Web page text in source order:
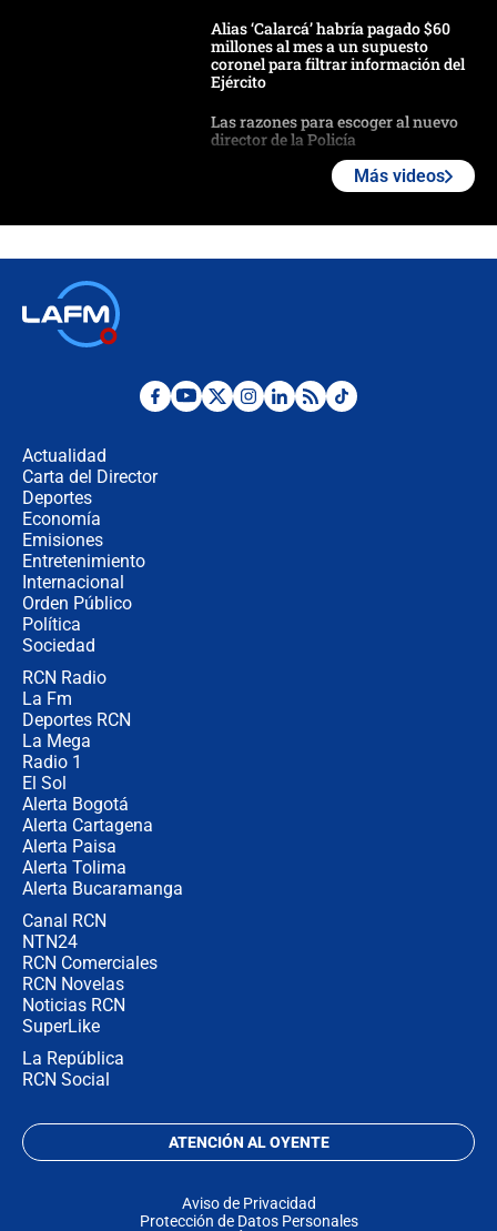
Alias ‘Calarcá’ habría pagado $60
millones al mes a un supuesto
coronel para filtrar información del
Ejército
Las razones para escoger al nuevo
director de la Policía
"No hubo fraude ni posibilidad de
Más videos
Actualidad
Carta del Director
Deportes
Economía
Emisiones
Entretenimiento
Internacional
Orden Público
Política
Sociedad
RCN Radio
La Fm
Deportes RCN
La Mega
Radio 1
El Sol
Alerta Bogotá
Alerta Cartagena
Alerta Paisa
Alerta Tolima
Alerta Bucaramanga
Canal RCN
NTN24
RCN Comerciales
RCN Novelas
Noticias RCN
SuperLike
La República
RCN Social
ATENCIÓN AL OYENTE
Aviso de Privacidad
Protección de Datos Personales